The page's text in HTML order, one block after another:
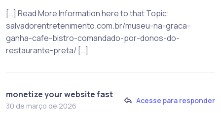
[…] Read More Information here to that Topic:
salvadorentretenimento.com.br/museu-na-graca-
ganha-cafe-bistro-comandado-por-donos-do-
restaurante-preta/ […]
monetize your website fast
30 de março de 2026
Acesse para responder